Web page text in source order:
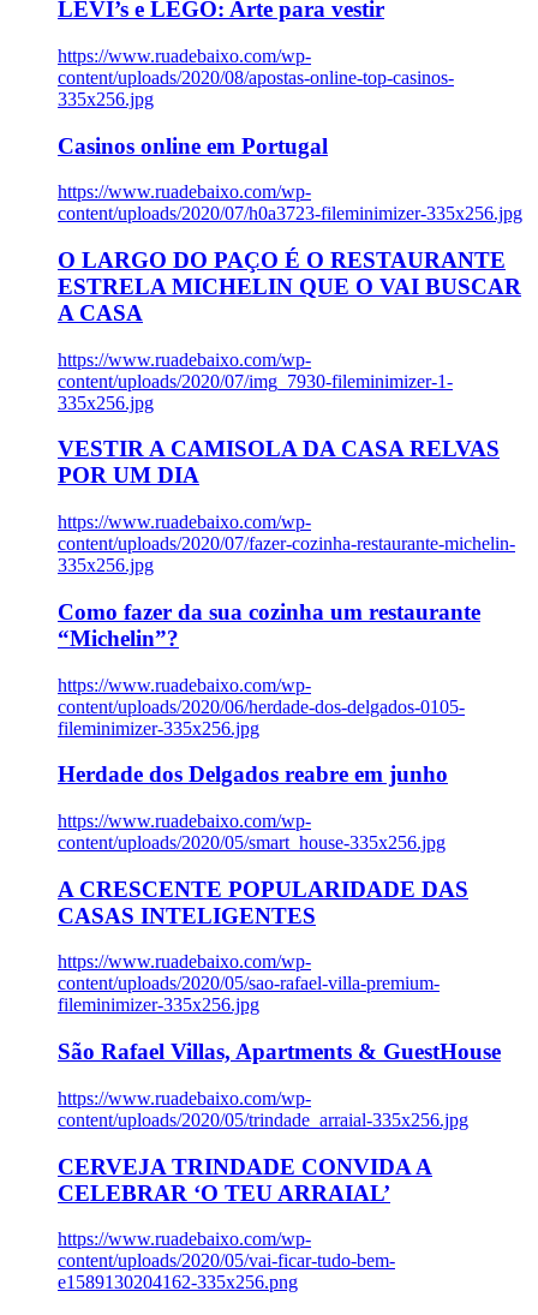
LEVI’s e LEGO: Arte para vestir
https://www.ruadebaixo.com/wp-
content/uploads/2020/08/apostas-online-top-casinos-
335x256.jpg
Casinos online em Portugal
https://www.ruadebaixo.com/wp-
content/uploads/2020/07/h0a3723-fileminimizer-335x256.jpg
O LARGO DO PAÇO É O RESTAURANTE
ESTRELA MICHELIN QUE O VAI BUSCAR
A CASA
https://www.ruadebaixo.com/wp-
content/uploads/2020/07/img_7930-fileminimizer-1-
335x256.jpg
VESTIR A CAMISOLA DA CASA RELVAS
POR UM DIA
https://www.ruadebaixo.com/wp-
content/uploads/2020/07/fazer-cozinha-restaurante-michelin-
335x256.jpg
Como fazer da sua cozinha um restaurante
“Michelin”?
https://www.ruadebaixo.com/wp-
content/uploads/2020/06/herdade-dos-delgados-0105-
fileminimizer-335x256.jpg
Herdade dos Delgados reabre em junho
https://www.ruadebaixo.com/wp-
content/uploads/2020/05/smart_house-335x256.jpg
A CRESCENTE POPULARIDADE DAS
CASAS INTELIGENTES
https://www.ruadebaixo.com/wp-
content/uploads/2020/05/sao-rafael-villa-premium-
fileminimizer-335x256.jpg
São Rafael Villas, Apartments & GuestHouse
https://www.ruadebaixo.com/wp-
content/uploads/2020/05/trindade_arraial-335x256.jpg
CERVEJA TRINDADE CONVIDA A
CELEBRAR ‘O TEU ARRAIAL’
https://www.ruadebaixo.com/wp-
content/uploads/2020/05/vai-ficar-tudo-bem-
e1589130204162-335x256.png